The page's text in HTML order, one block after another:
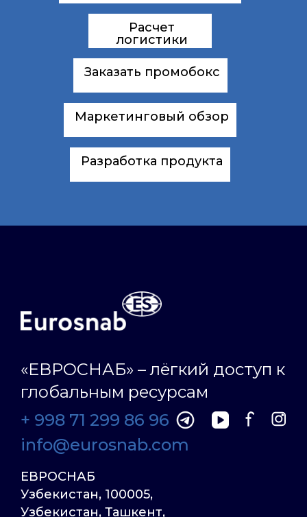
Расчет
логистики
Заказать промобокс
Маркетинговый обзор
Разработка продукта
«ЕВРОСНАБ» – лёгкий доступ к
глобальным ресурсам
+ 998 71 299 86 96
info@eurosnab.com
ЕВРОСНАБ
Узбекистан, 100005,
Узбекистан, Ташкент,